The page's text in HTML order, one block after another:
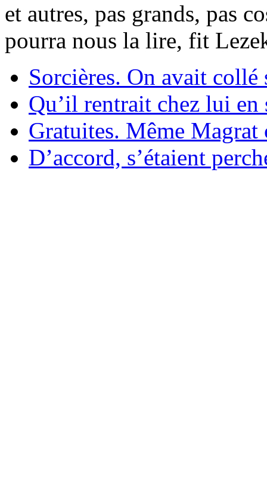
et autres, pas grands, pas
pourra nous la lire, fit
Sorcières. On avait collé
Qu’il rentrait chez lui en
Gratuites. Même Magrat
D’accord, s’étaient